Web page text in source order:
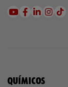
QUÍMICOS